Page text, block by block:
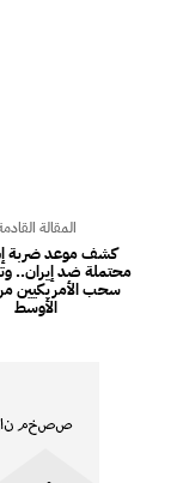
المقالة
كشف موعد ضربة
محتملة ضد إيران..
سحب الأمريكيين
الأوسط